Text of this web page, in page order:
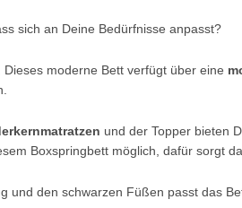
sich an Deine Bedürfnisse anpasst?
moderne Bett verfügt über eine
und der Topper bieten
Boxspringbett möglich, dafür sorgt
und den schwarzen Füßen passt das